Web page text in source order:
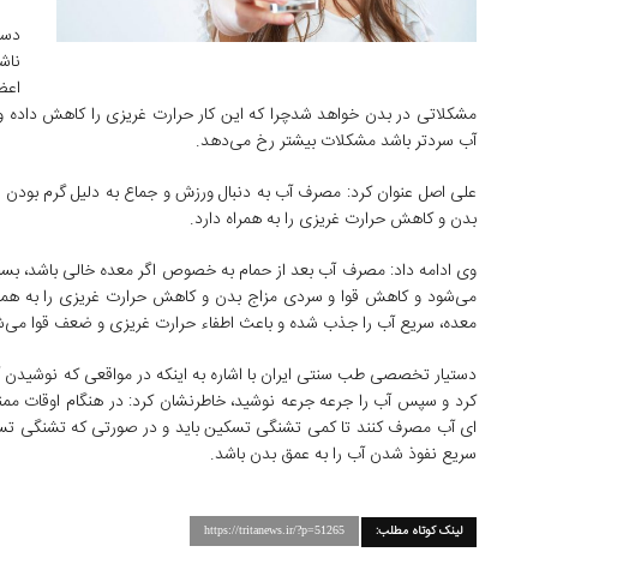
مشکلاتی در بدن خواهد شدچرا که این کار حرارت غریزی را کاهش داده
آب سردتر باشد مشکلات بیشتر رخ می‌دهد.
علی اصل عنوان کرد: مصرف آب به دنبال ورزش و جماع به دلیل گرم
بدن و کاهش حرارت غریزی را به همراه دارد.
وی ادامه داد: مصرف آب بعد از حمام به خصوص اگر معده خالی باشد،
می‌شود و کاهش قوا و سردی مزاج بدن و کاهش حرارت غریزی را به
معده، سریع آب را جذب شده و باعث اطفاء حرارت غریزی و ضعف قوا
دستیار تخصصی طب سنتی ایران با اشاره به اینکه در مواقعی که
کرد و سپس آب را جرعه جرعه نوشید، خاطرنشان کرد: در هنگام اوقات
ای آب مصرف کنند تا کمی تشنگی تسکین باید و در صورتی که تشنگی
سریع نفوذ شدن آب را به عمق بدن باشد.
لینک کوتاه مطلب: https://tritanews.ir/?p=51265